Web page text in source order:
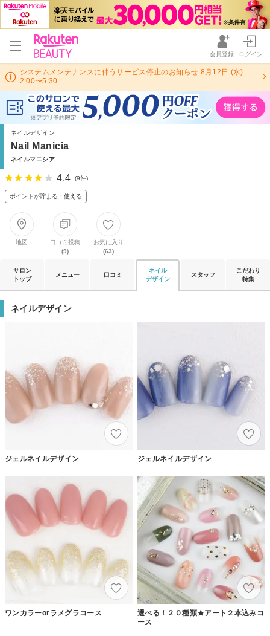
会員登録 ログイン
システムメンテナンスに伴うサービス停止のお知らせ 8月12日 (水)
2:00〜5:30
ネイルデザイン
Nail Manicia
ネイルマニシア
4.4 (9件)
ポイントが貯まる・使える
地図
口コミ投稿
(9)
お気に入り
(63)
サロン
トップ
メニュー 口コミ
ネイル
デザイン
スタッフ
こだわり
特集
ネイルデザイン
ジェルネイルデザイン ジェルネイルデザイン
ワンカラーorラメグラコース
選べる！２０種類★アート２本込みコ
ース